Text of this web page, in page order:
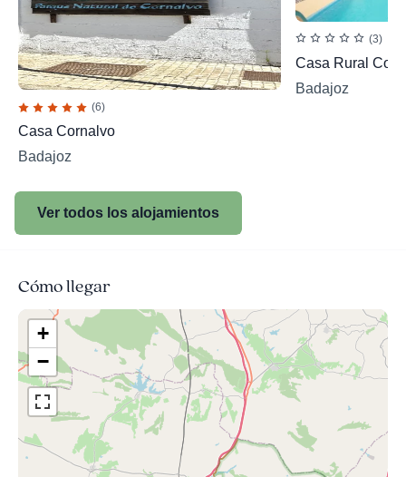
(6)
Casa Cornalvo
Badajoz
(3)
Casa Rural
Badajoz
Ver todos los alojamientos
Cómo llegar
+
−